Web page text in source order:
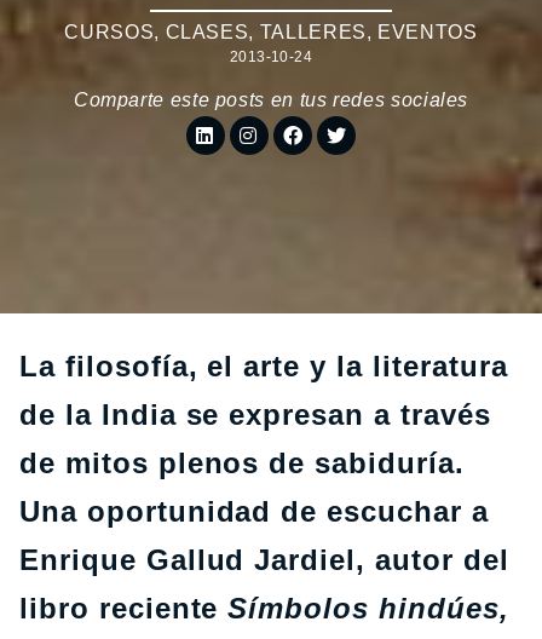
CURSOS, CLASES, TALLERES, EVENTOS
2013-10-24
Comparte este posts en tus redes sociales
La filosofía, el arte y la literatura
de la India se expresan a través
de mitos plenos de sabiduría.
Una oportunidad de escuchar a
Enrique Gallud Jardiel, autor del
libro recienteSímbolos hindúes,